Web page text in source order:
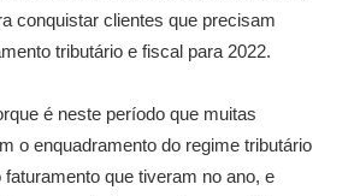
conquistar clientes que precisam
tributário e fiscal para 2022.
é neste período que muitas
o enquadramento do regime tributário
que tiveram no ano, e